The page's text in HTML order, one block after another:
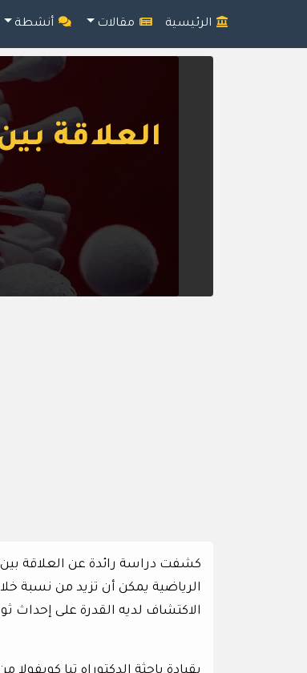
الرئيسية مقالات أنشطة
الرياضية يمكن أن تزيد من نسبة
الاكتشاف لديه القدرة على إحداث